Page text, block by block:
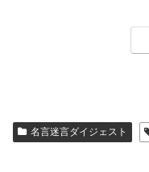
名言迷言ダイジェスト